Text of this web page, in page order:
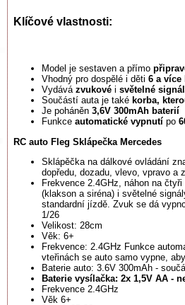
Klíčové vlastnosti:
Model je sestaven a přímo
Vhodný pro dospělé i děti 6 a více
Vydává zvukové i světelné
Součástí auta je také korba,
Je poháněn 3,6V 300mAh baterií
Funkce automatické vypnutí po
RC auto Fleg Sklápečka Mercedes
Sklápěčka na dálkové ovládání
dopředu, dozadu, vlevo, vpravo a
Frekvence 2.4GHz, náhon na
(klakson a siréna) i světelné
standardní jízdě. Zvuk se dá
1/26
Velikost: 28cm
Věk: 6+
Frekvence: 2.4GHz Funkce
vteřinách se auto samo vypne,
Baterie auto: 3.6V 300mAh -
Baterie vysílačka: 2x 1,5V AA -
Frekvence 2.4GHz
Věk 6+